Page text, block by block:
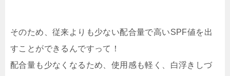
そのため、従来よりも少ない配合量で高いSPF値を出
すことができるんですって！
配合量も少なくなるため、使用感も軽く、白浮きしづ